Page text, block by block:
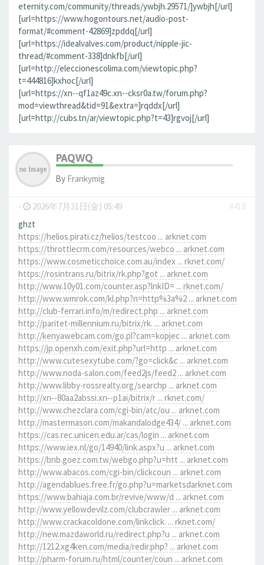
eternity.com/community/threads/ywbjh.29571/]ywbjh[/url]
[url=https://www.hogontours.net/audio-post-
format/#comment-42869]zpddq[/url]
[url=https://idealvalves.com/product/nipple-jic-
thread/#comment-338]dnkfb[/url]
[url=http://eleccionescolima.com/viewtopic.php?
t=444816]kxhoc[/url]
[url=https://xn--qf1az49c.xn--cksr0a.tw/forum.php?
mod=viewthread&tid=91&extra=]rqddx[/url]
[url=http://cubs.tn/ar/viewtopic.php?t=43]rgvoj[/url]
PAQWQ
By Frankymig
- 2026年7月31日(金) 05:49
#418
ghzt
https://helios.pirati.cz/helios/testcoo ... arknet.com
https://throttlecrm.com/resources/webco ... arknet.com
https://www.cosmeticchoice.com.au/index ... rknet.com/
https://rosintrans.ru/bitrix/rk.php?got ... arknet.com
http://www.10y01.com/counter.asp?lnkID= ... rknet.com/
http://www.wmrok.com/kl.php?n=http%3a%2 ... arknet.com
http://club-ferrari.info/m/redirect.php ... arknet.com
http://paritet-millennium.ru/bitrix/rk. ... arknet.com
http://kenyawebcam.com/go.pl?cam=kopjec ... arknet.com
https://jp.openxh.com/exit.php?url=http ... arknet.com
http://www.cutesexytube.com/?go=click&c ... arknet.com
http://www.noda-salon.com/feed2js/feed2 ... arknet.com
http://www.libby-rossrealty.org/searchp ... arknet.com
http://xn--80aa2abssi.xn--p1ai/bitrix/r ... rknet.com/
http://www.chezclara.com/cgi-bin/atc/ou ... arknet.com
http://mastermason.com/makandalodge434/ ... arknet.com
https://cas.rec.unicen.edu.ar/cas/login ... arknet.com
https://www.iex.nl/go/14940/link.aspx?u ... arknet.com
https://bnb.goez.com.tw/webgo.php?u=htt ... arknet.com
http://www.abacos.com/cgi-bin/clickcoun ... arknet.com
http://agendablues.free.fr/go.php?u=marketsdarknet.com
https://www.bahiaja.com.br/revive/www/d ... arknet.com
http://www.yellowdevilz.com/clubcrawler ... arknet.com
http://www.crackacoldone.com/linkclick. ... rknet.com/
http://new.mazdaworld.ru/redirect.php?u ... arknet.com
http://1212.xg4ken.com/media/redir.php? ... arknet.com
http://pharm-forum.ru/html/counter/coun ... arknet.com